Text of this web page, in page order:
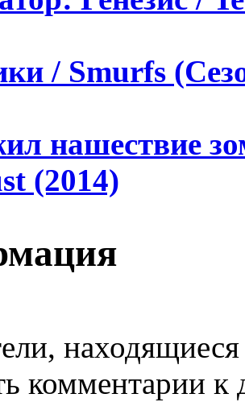
/ Smurfs
нашествие
(2014)
комментарии